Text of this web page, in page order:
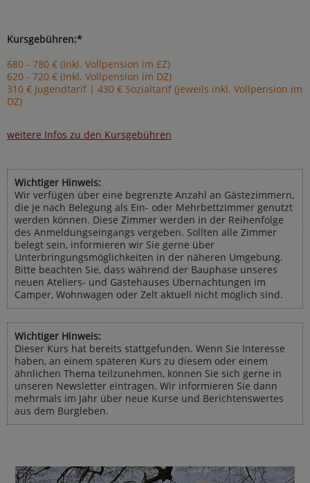
Kursgebühren:*
680 - 780 € (Inkl. Vollpension im EZ)
620 - 720 € (Inkl. Vollpension im DZ)
310 € Jugendtarif | 430 € Sozialtarif (jeweils inkl. Vollpension im
DZ)
weitere Infos zu den Kursgebühren
Wichtiger Hinweis:
Wir verfügen über eine begrenzte Anzahl an Gästezimmern,
die je nach Belegung als Ein- oder Mehrbettzimmer genutzt
werden können. Diese Zimmer werden in der Reihenfolge
des Anmeldungseingangs vergeben. Sollten alle Zimmer
belegt sein, informieren wir Sie gerne über
Unterbringungsmöglichkeiten in der näheren Umgebung.
Bitte beachten Sie, dass während der Bauphase unseres
neuen Ateliers- und Gästehauses Übernachtungen im
Camper, Wohnwagen oder Zelt aktuell nicht möglich sind.
Wichtiger Hinweis:
Dieser Kurs hat bereits stattgefunden. Wenn Sie Interesse
haben, an einem späteren Kurs zu diesem oder einem
ähnlichen Thema teilzunehmen, können Sie sich gerne in
unseren Newsletter eintragen. Wir informieren Sie dann
mehrmals im Jahr über neue Kurse und Berichtenswertes
aus dem Burgleben.